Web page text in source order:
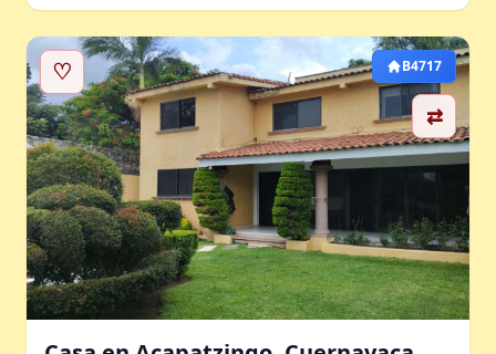
♡
⇄
B4717